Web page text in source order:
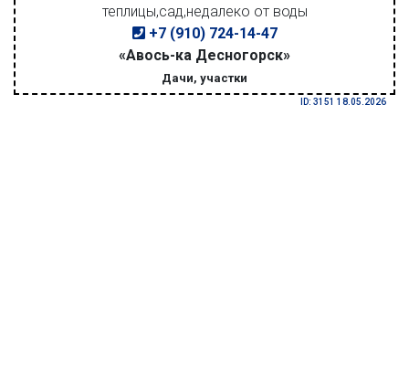
теплицы,сад,недалеко от воды
+7 (910) 724-14-47
«Авось-ка Десногорск»
Дачи, участки
ID: 3151 18.05.2026